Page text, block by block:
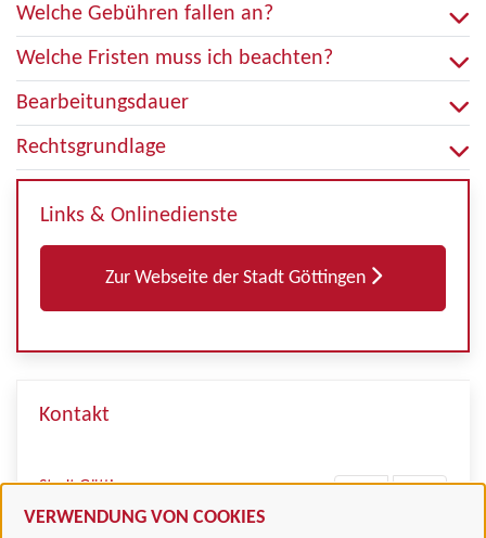
VERWENDUNG VON COOKIES
Welche Gebühren fallen an?
Welche Fristen muss ich beachten?
Bearbeitungsdauer
Rechtsgrundlage
Links & Onlinedienste
Zur Webseite der Stadt Göttingen
Kontakt
Stadt Göttingen